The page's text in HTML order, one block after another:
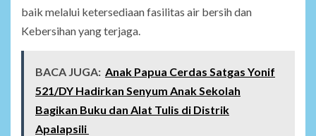
baik melalui ketersediaan fasilitas air bersih dan
Kebersihan yang terjaga.
BACA JUGA: Anak Papua Cerdas Satgas Yonif
521/DY Hadirkan Senyum Anak Sekolah
Bagikan Buku dan Alat Tulis di Distrik
Apalapsili